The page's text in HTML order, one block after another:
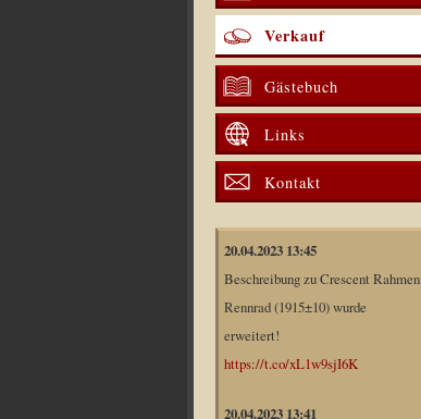
Verkauf
Gästebuch
Links
Kontakt
20.04.2023 13:45
Beschreibung zu Crescent Rahmen
Rennrad (1915±10) wurde
erweitert!
https://t.co/xL1w9sjI6K
20.04.2023 13:41